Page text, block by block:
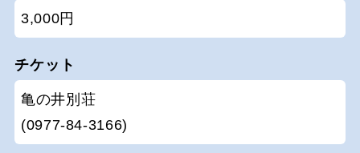
3,000円
チケット
亀の井別荘
(0977-84-3166)